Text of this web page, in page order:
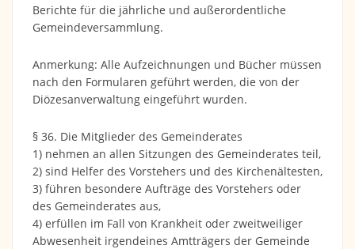
Berichte für die jährliche und außerordentliche
Gemeindeversammlung.
Anmerkung: Alle Aufzeichnungen und Bücher müssen
nach den Formularen geführt werden, die von der
Diözesanverwaltung eingeführt wurden.
§ 36. Die Mitglieder des Gemeinderates
1) nehmen an allen Sitzungen des Gemeinderates teil,
2) sind Helfer des Vorstehers und des Kirchenältesten,
3) führen besondere Aufträge des Vorstehers oder
des Gemeinderates aus,
4) erfüllen im Fall von Krankheit oder zweitweiliger
Abwesenheit irgendeines Amtträgers der Gemeinde